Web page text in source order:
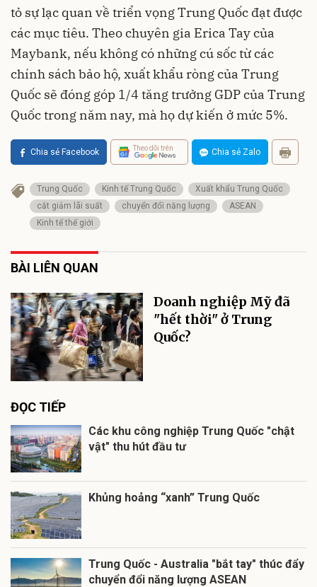
tỏ sự lạc quan về triển vọng Trung Quốc đạt được
các mục tiêu. Theo chuyên gia Erica Tay của
Maybank, nếu không có những cú sốc từ các
chính sách bảo hộ, xuất khẩu ròng của Trung
Quốc sẽ đóng góp 1/4 tăng trưởng GDP của Trung
Quốc trong năm nay, mà họ dự kiến ở mức 5%.
Chia sẻ Facebook Theo dõi trên Chia sẻ Zalo
Trung Quốc Kinh tế Trung Quốc
Xuất khẩu Trung Quốc
cắt giảm lãi suất
chuyển đổi năng lượng
ASEAN
Kinh tế thế giới
BÀI LIÊN QUAN
Doanh nghiệp Mỹ đã
"hết thời" ở Trung
Quốc?
ĐỌC TIẾP
Các khu công nghiệp Trung Quốc "chật
vật" thu hút đầu tư
Khủng hoảng “xanh” Trung Quốc
Trung Quốc - Australia "bắt tay" thúc đẩy
chuyển đổi năng lượng ASEAN